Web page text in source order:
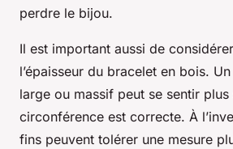
perdre le bijou.
Il est important aussi de
l’épaisseur du bracelet en bois.
large ou massif peut se sentir
circonférence est correcte. À
fins peuvent tolérer une mesure